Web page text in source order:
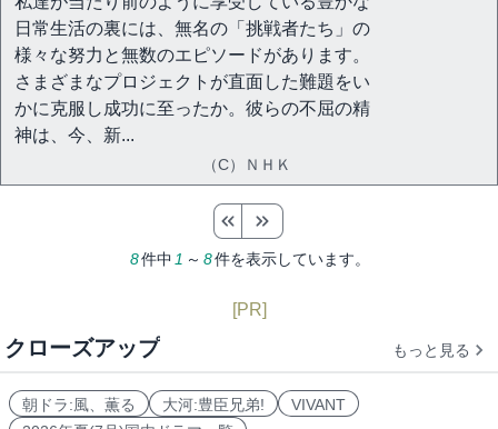
日常生活の裏には、無名の「挑戦者たち」の
様々な努力と無数のエピソードがあります。
さまざまなプロジェクトが直面した難題をい
かに克服し成功に至ったか。彼らの不屈の精
神は、今、新...
（C）ＮＨＫ
8件中 1 ～ 8件を表示しています。
[PR]
クローズアップ もっと見る
朝ドラ:風、薫る 大河:豊臣兄弟!
VIVANT